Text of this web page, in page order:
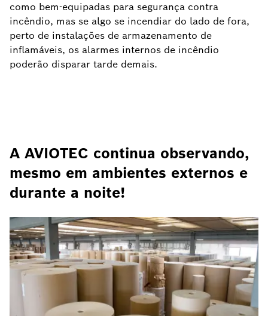
como bem-equipadas para segurança contra
incêndio, mas se algo se incendiar do lado de fora,
perto de instalações de armazenamento de
inflamáveis, os alarmes internos de incêndio
poderão disparar tarde demais.
A AVIOTEC continua observando,
mesmo em ambientes externos e
durante a noite!